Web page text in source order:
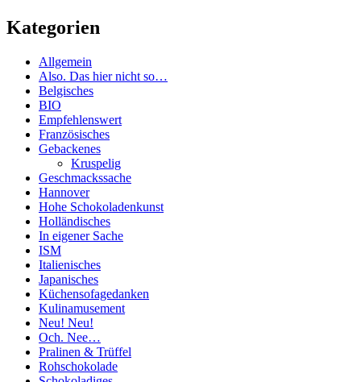
Kategorien
Allgemein
Also. Das hier nicht so…
Belgisches
BIO
Empfehlenswert
Französisches
Gebackenes
Kruspelig
Geschmackssache
Hannover
Hohe Schokoladenkunst
Holländisches
In eigener Sache
ISM
Italienisches
Japanisches
Küchensofagedanken
Kulinamusement
Neu! Neu!
Och. Nee…
Pralinen & Trüffel
Rohschokolade